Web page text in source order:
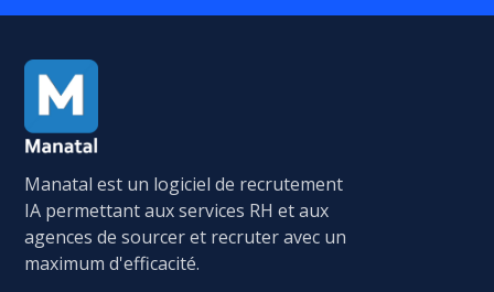
Manatal est un logiciel de recrutement
IA permettant aux services RH et aux
agences de sourcer et recruter avec un
maximum d'efficacité.